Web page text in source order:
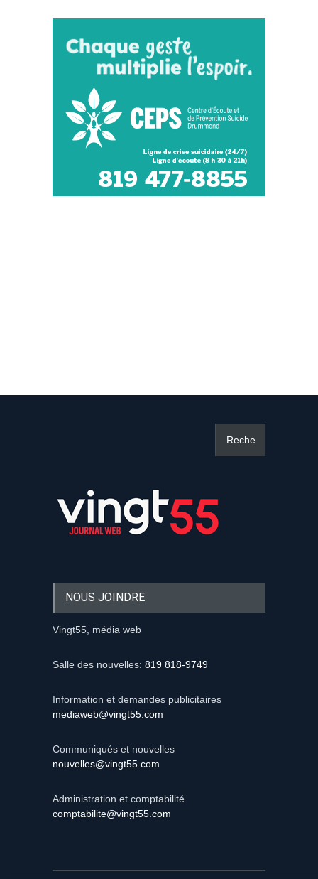
NOUS JOINDRE
Vingt55, média web
Salle des nouvelles: 819 818-9749
Information et demandes publicitaires
mediaweb@vingt55.com
Communiqués et nouvelles
nouvelles@vingt55.com
Administration et comptabilité
comptabilite@vingt55.com